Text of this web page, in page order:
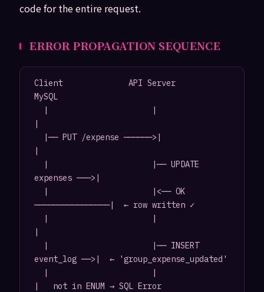
code for the entire request.
ERROR PROPAGATION SEQUENCE
Client              API Server
MySQL
|
|
expenses ───>|
────────────────|  ← row written ✓
|
event_log ──>|  ← 'group_expense_updated'
|   not in ENUM → SQL Error